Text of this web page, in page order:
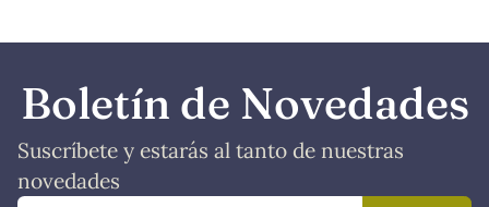
Boletín de Novedades
Suscríbete y estarás al tanto de nuestras
novedades